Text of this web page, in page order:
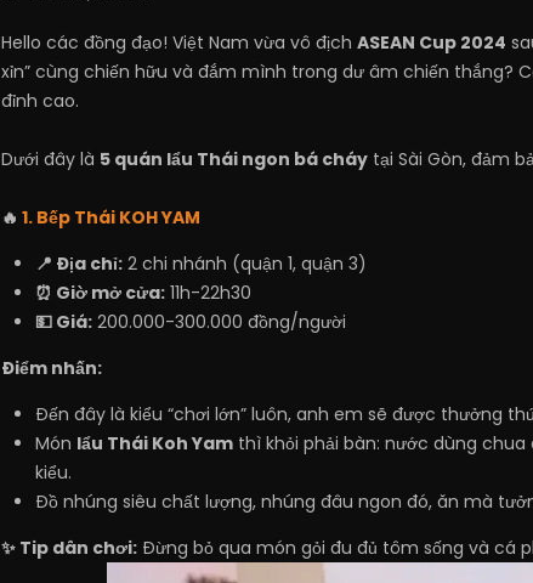
Hello các đồng đạo! Việt Nam vừa vô địch ASEAN Cup 2024
xỉn” cùng chiến hữu và đắm mình trong dư âm chiến thắng?
đỉnh cao.
Dưới đây là 5 quán lẩu Thái ngon bá cháy tại Sài Gòn, đảm
🔥 1. Bếp Thái KOH YAM
📍 Địa chỉ: 2 chi nhánh (quận 1, quận 3)
⏰ Giờ mở cửa: 11h-22h30
💵 Giá: 200.000-300.000 đồng/người
Điểm nhấn:
Đến đây là kiểu “chơi lớn” luôn, anh em sẽ được thưởng
Món lẩu Thái Koh Yam thì khỏi phải bàn: nước dùng
kiểu.
Đồ nhúng siêu chất lượng, nhúng đâu ngon đó, ăn mà
✨ Tip dân chơi: Đừng bỏ qua món gỏi đu đủ tôm sống và cá